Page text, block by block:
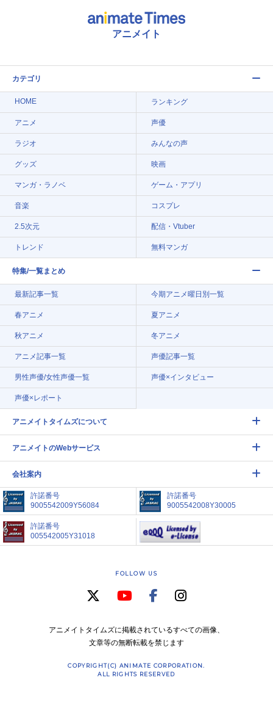
アニメイト
カテゴリ
HOME ランキング
アニメ 声優
ラジオ みんなの声
グッズ 映画
マンガ・ラノベ ゲーム・アプリ
音楽 コスプレ
2.5次元 配信・Vtuber
トレンド 無料マンガ
特集/一覧まとめ
最新記事一覧 今期アニメ曜日別一覧
春アニメ 夏アニメ
秋アニメ 冬アニメ
アニメ記事一覧 声優記事一覧
男性声優/女性声優一覧 声優×インタビュー
声優×レポート
アニメイトタイムズについて
アニメイトのWebサービス
会社案内
許諾番号
9005542009Y56084
許諾番号
9005542008Y30005
許諾番号
005542005Y31018
FOLLOW US
アニメイトタイムズに掲載されているすべての画像、
文章等の無断転載を禁じます
COPYRIGHT(C) ANIMATE CORPORATION.
ALL RIGHTS RESERVED